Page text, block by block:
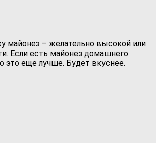
майонез – желательно высокой или
Если есть майонез домашнего
это еще лучше. Будет вкуснее.